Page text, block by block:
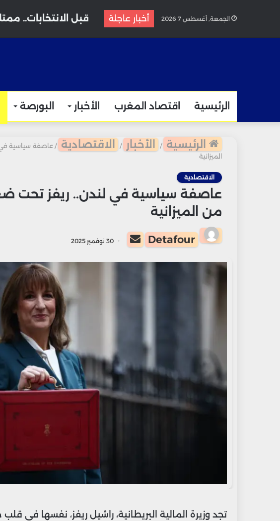
الجمعة, أغسطس 7 2026 أخبار عاجلة
قبل الانتخابات..
الرئيسية اقتصاد المغرب الأخبار البورصة
الرئيسية / الأخبار / الاقتصادية / عاصفة سياسية
الميزانية
الاقتصادية
عاصفة سياسية في لندن.. ريفز تحت
من الميزانية
Detafour
أرسل
بريدا
إلكترونيا
30 نوفمبر 2025
تجد وزيرة المالية البريطانية، راشيل ريفز، نفسها في